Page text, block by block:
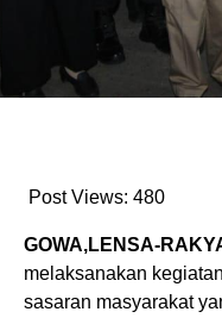
Post Views: 480
GOWA,LENSA-
melaksanakan
sasaran masyarakat